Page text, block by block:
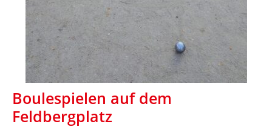
Boulespielen auf dem
Feldbergplatz